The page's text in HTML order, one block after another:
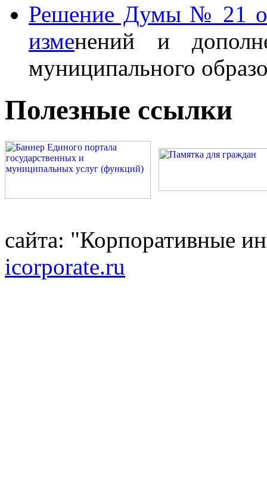
Решение Думы № 21
изменений и
муниципального
Полезные ссылки
сайта: "Корпоративные
icorporate.ru